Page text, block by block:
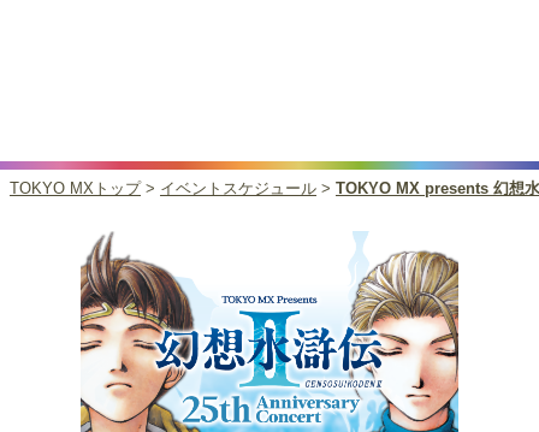
TOKYO MXトップ> イベントスケジュール > TOKYO MX presents 幻想